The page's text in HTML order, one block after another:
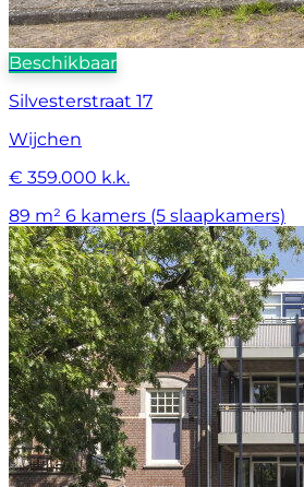
Beschikbaar
Silvesterstraat 17
Wijchen
€ 359.000 k.k.
89 m² 6 kamers (5 slaapkamers)